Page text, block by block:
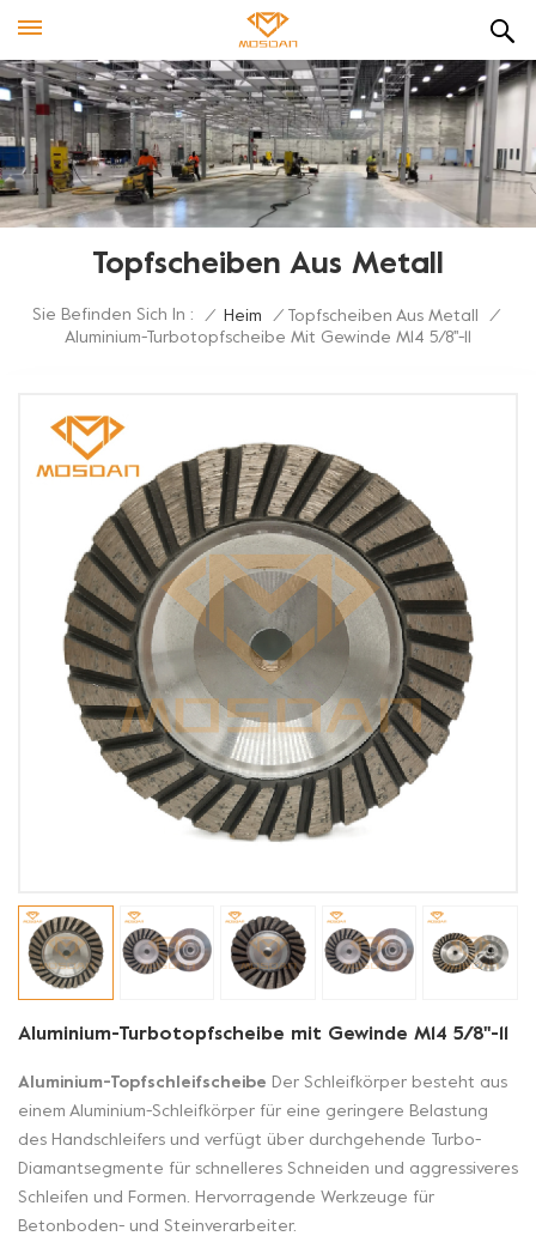
Topfscheiben Aus Metall
Sie Befinden Sich In : / Heim / Topfscheiben Aus Metall
/
Aluminium-Turbotopfscheibe Mit Gewinde M14 5/8''-11
Aluminium-Turbotopfscheibe mit Gewinde M14 5/8''-11
Aluminium-Topfschleifscheibe Der Schleifkörper besteht aus
einem Aluminium-Schleifkörper für eine geringere Belastung
des Handschleifers und verfügt über durchgehende Turbo-
Diamantsegmente für schnelleres Schneiden und aggressiveres
Schleifen und Formen. Hervorragende Werkzeuge für
Betonboden- und Steinverarbeiter.